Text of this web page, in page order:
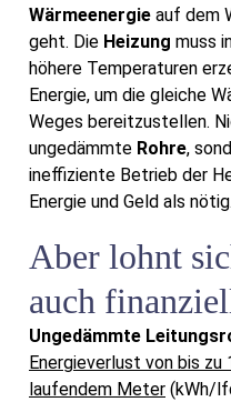
Wärmeenergie auf dem
geht. Die Heizung muss
höhere Temperaturen
Energie, um die gleiche
Weges bereitzustellen.
ungedämmte Rohre,
ineffiziente Betrieb der
Energie und Geld als nötig.
Aber lohnt
auch
Ungedämmte
Energieverlust von bis
laufendem Meter (kWh/